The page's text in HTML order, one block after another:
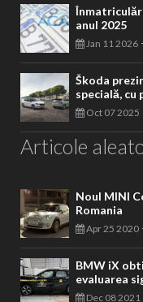
anul 2025
Jan 11 2026 -
Škoda
specială, cu
Oct 07 2025
Articole
Noul MINI
Romania
Apr 25 2020
BMW iX
evaluarea
Dec 08 2021